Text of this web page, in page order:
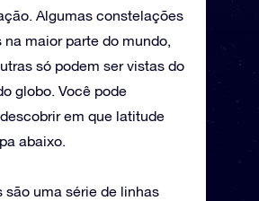
Algumas constelações
na maior parte do mundo,
só podem ser vistas do
globo. Você pode
em que latitude
abaixo.
são uma série de linhas